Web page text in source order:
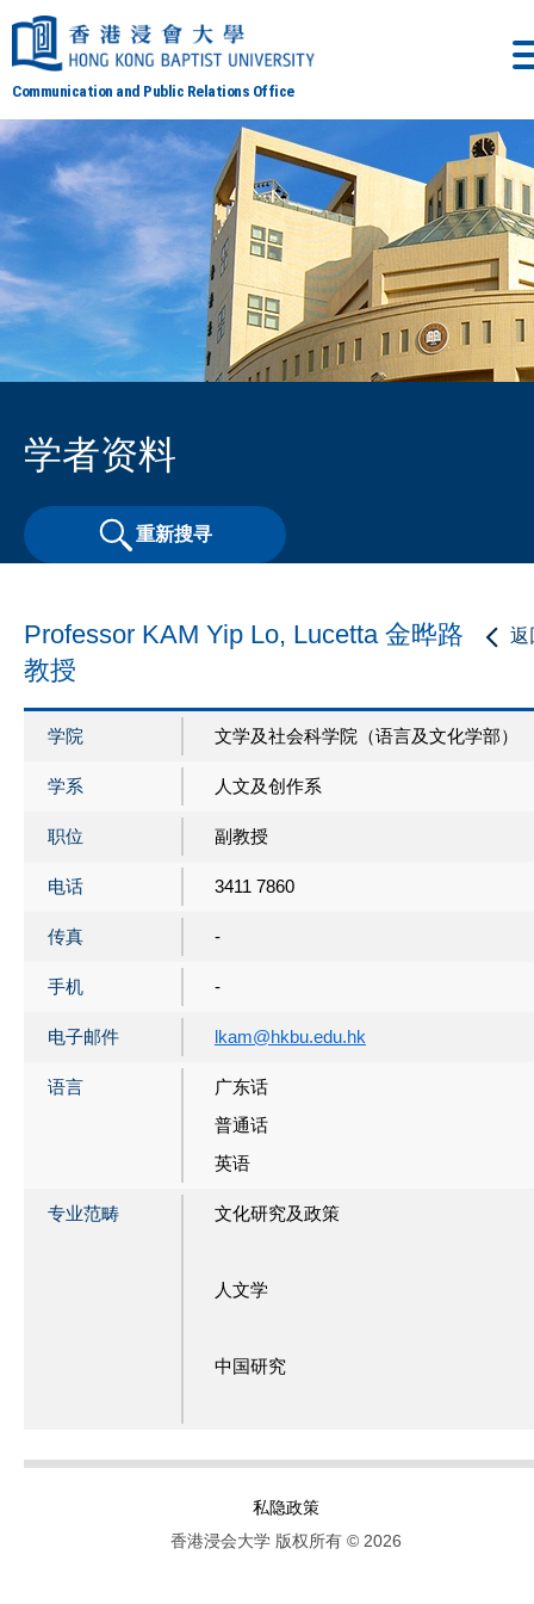
Communication and Public Relations Office
学者资料
重新搜寻
返
Professor KAM Yip Lo, Lucetta 金晔路
教授
学院 文学及社会科学院（语言及文化学部）
学系 人文及创作系
职位 副教授
电话 3411 7860
传真 -
手机 -
电子邮件 lkam@hkbu.edu.hk
语言
广东话
普通话
英语
专业范畴 文化研究及政策
人文学
中国研究
私隐政策
香港浸会大学 版权所有 © 2026